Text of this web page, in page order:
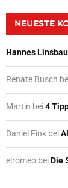
NEUESTE
Hannes
Renate Busch
Martin bei4
Daniel Fink bei
elromeo beiDie